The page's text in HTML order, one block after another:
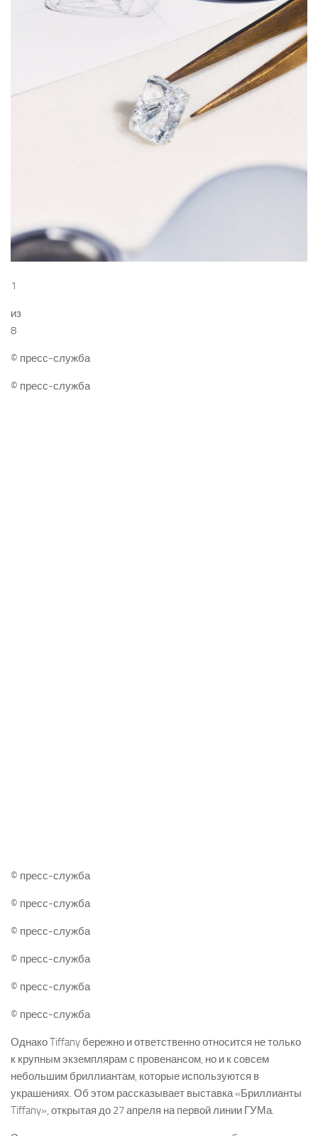
1
из
8
© пресс-служба
© пресс-служба
© пресс-служба
© пресс-служба
© пресс-служба
© пресс-служба
© пресс-служба
© пресс-служба
Однако Tiffany бережно и ответственно относится не только
к крупным экземплярам с провенансом, но и к совсем
небольшим бриллиантам, которые используются в
украшениях. Об этом рассказывает выставка «Бриллианты
Tiffany», открытая до 27 апреля на первой линии ГУМа.